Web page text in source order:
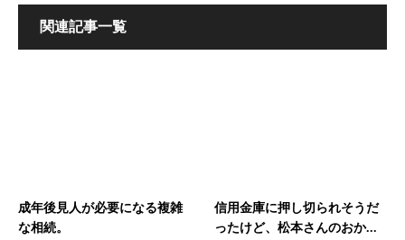
関連記事一覧
成年後見人が必要になる複雑
な相続。
信用金庫に押し切られそうだ
ったけど、松本さんのおか...